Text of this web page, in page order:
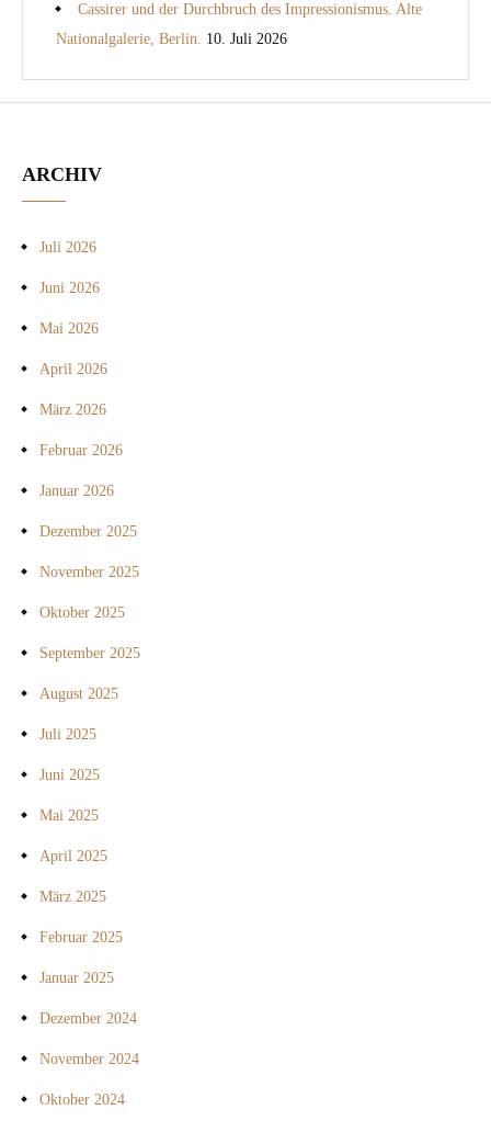
Cassirer und der Durchbruch des Impressionismus. Alte
Nationalgalerie, Berlin. 10. Juli 2026
ARCHIV
Juli 2026
Juni 2026
Mai 2026
April 2026
März 2026
Februar 2026
Januar 2026
Dezember 2025
November 2025
Oktober 2025
September 2025
August 2025
Juli 2025
Juni 2025
Mai 2025
April 2025
März 2025
Februar 2025
Januar 2025
Dezember 2024
November 2024
Oktober 2024